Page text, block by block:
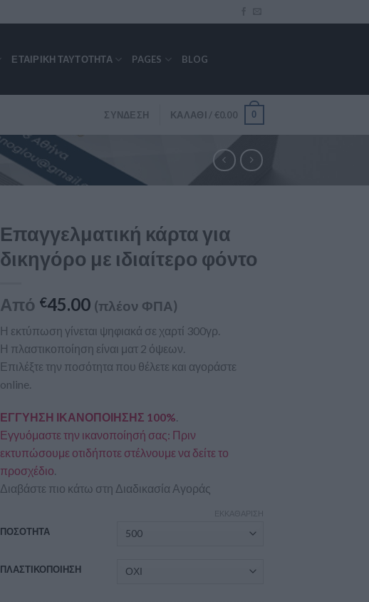
ΕΤΑΙΡΙΚΉ ΤΑΥΤΌΤΗΤΑ PAGES BLOG
ΣΎΝΔΕΣΗ ΚΑΛΆΘΙ / €0.00 0
Επαγγελματική κάρτα για
δικηγόρο με ιδιαίτερο φόντο
Από €45.00 (πλέον ΦΠΑ)
Η εκτύπωση γίνεται ψηφιακά σε χαρτί 300γρ.
Η πλαστικοποίηση είναι ματ 2 όψεων.
Επιλέξτε την ποσότητα που θέλετε και αγοράστε
online.
ΕΓΓΥΗΣΗ ΙΚΑΝΟΠΟΙΗΣΗΣ 100%
Εγγυόμαστε την ικανοποίησή σας: Πριν
εκτυπώσουμε οτιδήποτε στέλνουμε να δείτε το
προσχέδιο
Διαβάστε πιο κάτω στη Διαδικασία Αγοράς
ΠΟΣΟΤΗΤΑ
ΠΛΑΣΤΙΚΟΠΟΙΗΣΗ